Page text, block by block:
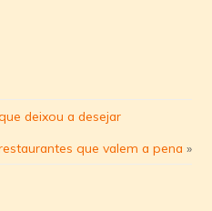
deixou a desejar
que valem a pena »